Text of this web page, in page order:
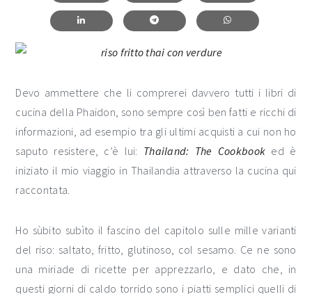
Devo ammettere che li comprerei davvero tutti i libri di
cucina della Phaidon, sono sempre così ben fatti e ricchi di
informazioni, ad esempio tra gli ultimi acquisti a cui non ho
saputo resistere, c’è lui: Thailand: The Cookbook ed è
iniziato il mio viaggio in Thailandia attraverso la cucina qui
raccontata.
Ho sùbito subìto il fascino del capitolo sulle mille varianti
del riso: saltato, fritto, glutinoso, col sesamo. Ce ne sono
una miriade di ricette per apprezzarlo, e dato che, in
questi giorni di caldo torrido sono i piatti semplici quelli di